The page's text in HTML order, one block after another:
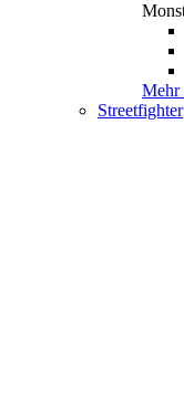
Mehr
Streetfighter